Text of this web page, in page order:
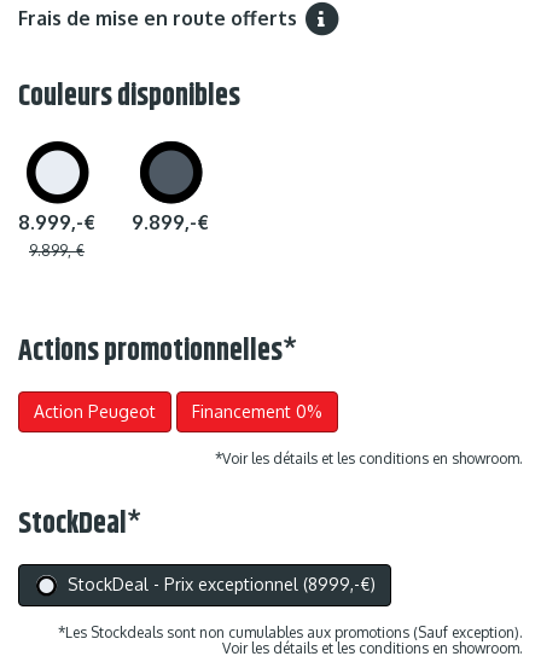
Frais de mise en route offerts
Couleurs disponibles
8.999,-€
9.899,-€
9.899,-€
Actions promotionnelles*
Action Peugeot Financement 0%
*Voir les détails et les conditions en showroom.
StockDeal*
StockDeal - Prix exceptionnel (8999,-€)
*Les Stockdeals sont non cumulables aux promotions (Sauf exception).
Voir les détails et les conditions en showroom.